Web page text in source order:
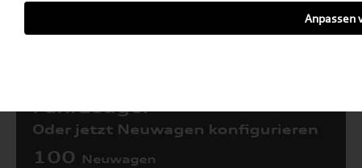
Fahrzeuge:
Oder jetzt Neuwagen konfigurieren
100 Neuwagen
Anpassen